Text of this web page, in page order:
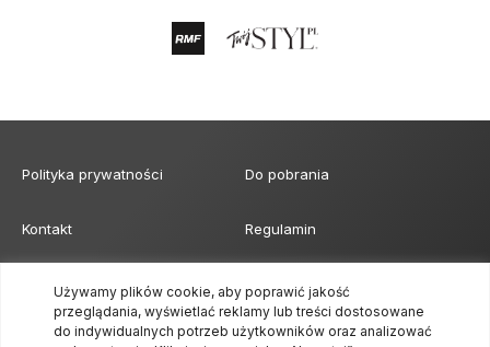
Używamy plików cookie, aby poprawić jakość
przeglądania, wyświetlać reklamy lub treści dostosowane
do indywidualnych potrzeb użytkowników oraz analizować
Polityka prywatności Do pobrania
Kontakt Regulamin
Klauzula obowiązku
informacyjnego
Formularz akredytacji mediów